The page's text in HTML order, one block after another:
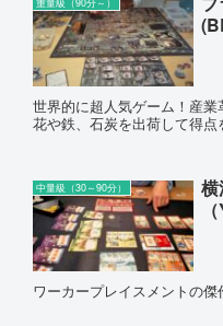
世界的に超人気ゲーム！産
花や鉄、石炭を出荷して得点
中量級（30～90分）
横
ワーカープレイスメントの